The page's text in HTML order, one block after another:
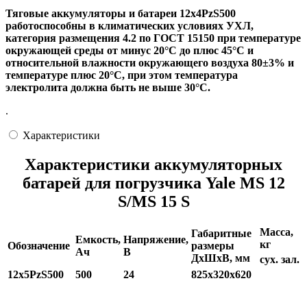
Тяговые аккумуляторы и батареи 12х4PzS500
работоспособны в климатических условиях УХЛ,
категория размещения 4.2 по ГОСТ 15150 при температуре
окружающей среды от минус 20°С до плюс 45°С и
относительной влажности окружающего воздуха 80±3% и
температуре плюс 20°С, при этом температура
электролита должна быть не выше 30°С.
.
Характеристики
Характеристики аккумуляторных
батарей для погрузчика Yale MS 12
S/MS 15 S
Обозначение
Емкость,
Ач
Напряжение,
В
Габаритные
размеры
ДхШхВ, мм
Масса,
кг
сух. зал.
12х5РzS500
500 24
825x320x620